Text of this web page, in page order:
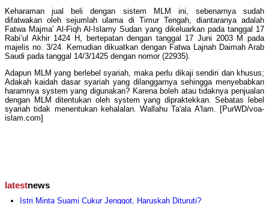
Keharaman jual beli dengan sistem MLM ini, sebenarnya sudah
difatwakan oleh sejumlah ulama di Timur Tengah, diantaranya adalah
Fatwa Majma’ Al-Fiqh Al-Islamy Sudan yang dikeluarkan pada tanggal 17
Rabi’ul Akhir 1424 H, bertepatan dengan tanggal 17 Juni 2003 M pada
majelis no. 3/24. Kemudian dikuatkan dengan Fatwa Lajnah Daimah Arab
Saudi pada tanggal 14/3/1425 dengan nomor (22935).
Adapun MLM yang berlebel syariah, maka perlu dikaji sendiri dan khusus;
Adakah kaidah dasar syariah yang dilanggarnya sehingga menyebabkan
haramnya system yang digunakan? Karena boleh atau tidaknya penjualan
dengan MLM ditentukan oleh system yang dipraktekkan. Sebatas lebel
syariah tidak menentukan kehalalan. Wallahu Ta'ala A'lam. [PurWD/voa-
islam.com]
latestnews
Istri Minta Suami Cukur Jenggot, Haruskah Dituruti?